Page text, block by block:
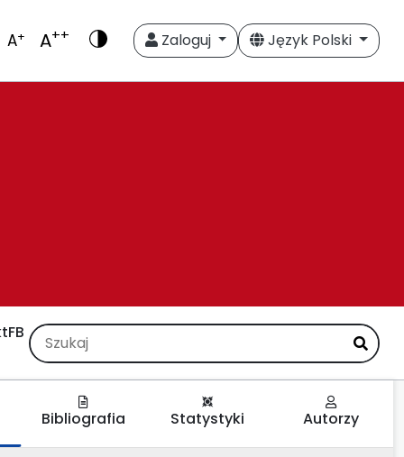
A+ A++ Zaloguj Język Polski
FB
Bibliografia Statystyki Autorzy